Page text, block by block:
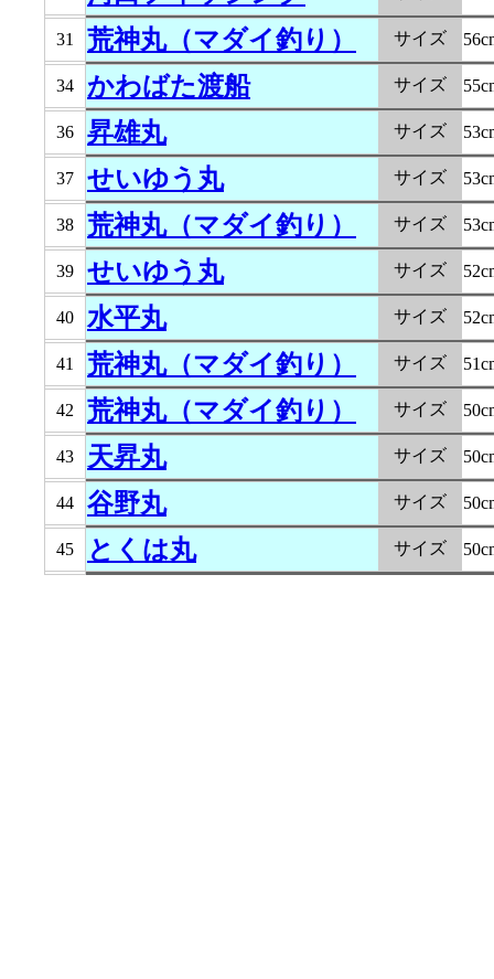
31 荒神丸（マダイ釣り） サイズ
34 かわばた渡船 サイズ
36 昇雄丸 サイズ
37 せいゆう丸 サイズ
38 荒神丸（マダイ釣り） サイズ
39 せいゆう丸 サイズ
40 水平丸 サイズ
41 荒神丸（マダイ釣り） サイズ
42 荒神丸（マダイ釣り） サイズ
43 天昇丸 サイズ
44 谷野丸 サイズ
45 とくは丸 サイズ